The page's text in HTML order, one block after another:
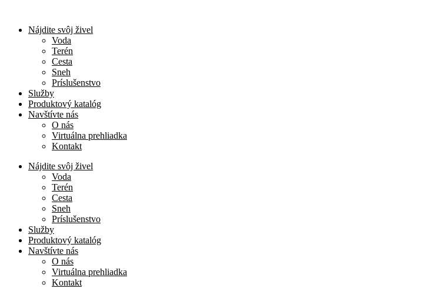
Nájdite svôj živel
Voda
Terén
Cesta
Sneh
Príslušenstvo
Služby
Produktový katalóg
Navštívte nás
O nás
Virtuálna prehliadka
Kontakt
Nájdite svôj živel
Voda
Terén
Cesta
Sneh
Príslušenstvo
Služby
Produktový katalóg
Navštívte nás
O nás
Virtuálna prehliadka
Kontakt